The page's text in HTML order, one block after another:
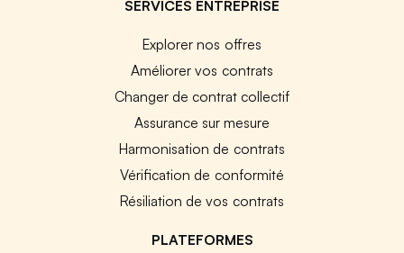
SERVICES ENTREPRISE
Explorer nos offres
Améliorer vos contrats
Changer de contrat collectif
Assurance sur mesure
Harmonisation de contrats
Vérification de conformité
Résiliation de vos contrats
PLATEFORMES